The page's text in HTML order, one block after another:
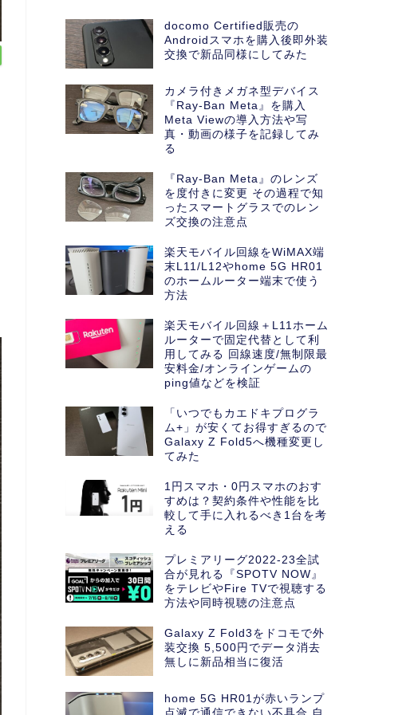
docomo Certified販売の
Androidスマホを購入後即外装
交換で新品同様にしてみた
カメラ付きメガネ型デバイス
『Ray-Ban Meta』を購入
Meta Viewの導入方法や写
真・動画の様子を記録してみ
る
『Ray-Ban Meta』のレンズ
を度付きに変更 その過程で知
ったスマートグラスでのレン
ズ交換の注意点
楽天モバイル回線をWiMAX端
末L11/L12やhome 5G HR01
のホームルーター端末で使う
方法
楽天モバイル回線＋L11ホーム
ルーターで固定代替として利
用してみる 回線速度/無制限最
安料金/オンラインゲームの
ping値などを検証
「いつでもカエドキプログラ
ム+」が安くてお得すぎるので
Galaxy Z Fold5へ機種変更し
てみた
1円スマホ・0円スマホのおす
すめは？契約条件や性能を比
較して手に入れるべき1台を考
える
プレミアリーグ2022-23全試
合が見れる『SPOTV NOW』
をテレビやFire TVで視聴する
方法や同時視聴の注意点
Galaxy Z Fold3をドコモで外
装交換 5,500円でデータ消去
無しに新品相当に復活
home 5G HR01が赤いランプ